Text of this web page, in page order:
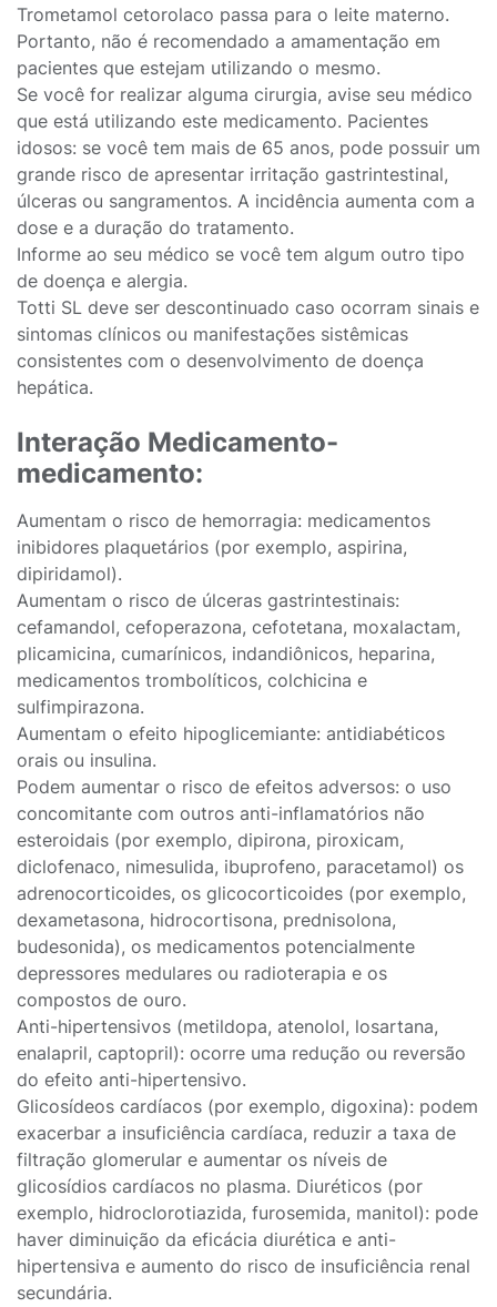
Trometamol cetorolaco passa para o leite materno.
Portanto, não é recomendado a amamentação em
pacientes que estejam utilizando o mesmo.
Se você for realizar alguma cirurgia, avise seu médico
que está utilizando este medicamento. Pacientes
idosos: se você tem mais de 65 anos, pode possuir um
grande risco de apresentar irritação gastrintestinal,
úlceras ou sangramentos. A incidência aumenta com a
dose e a duração do tratamento.
Informe ao seu médico se você tem algum outro tipo
de doença e alergia.
Totti SL deve ser descontinuado caso ocorram sinais e
sintomas clínicos ou manifestações sistêmicas
consistentes com o desenvolvimento de doença
hepática.
Interação Medicamento-
medicamento:
Aumentam o risco de hemorragia: medicamentos
inibidores plaquetários (por exemplo, aspirina,
dipiridamol).
Aumentam o risco de úlceras gastrintestinais:
cefamandol, cefoperazona, cefotetana, moxalactam,
plicamicina, cumarínicos, indandiônicos, heparina,
medicamentos trombolíticos, colchicina e
sulfimpirazona.
Aumentam o efeito hipoglicemiante: antidiabéticos
orais ou insulina.
Podem aumentar o risco de efeitos adversos: o uso
concomitante com outros anti-inflamatórios não
esteroidais (por exemplo, dipirona, piroxicam,
diclofenaco, nimesulida, ibuprofeno, paracetamol) os
adrenocorticoides, os glicocorticoides (por exemplo,
dexametasona, hidrocortisona, prednisolona,
budesonida), os medicamentos potencialmente
depressores medulares ou radioterapia e os
compostos de ouro.
Anti-hipertensivos (metildopa, atenolol, losartana,
enalapril, captopril): ocorre uma redução ou reversão
do efeito anti-hipertensivo.
Glicosídeos cardíacos (por exemplo, digoxina): podem
exacerbar a insuficiência cardíaca, reduzir a taxa de
filtração glomerular e aumentar os níveis de
glicosídios cardíacos no plasma. Diuréticos (por
exemplo, hidroclorotiazida, furosemida, manitol): pode
haver diminuição da eficácia diurética e anti-
hipertensiva e aumento do risco de insuficiência renal
secundária.